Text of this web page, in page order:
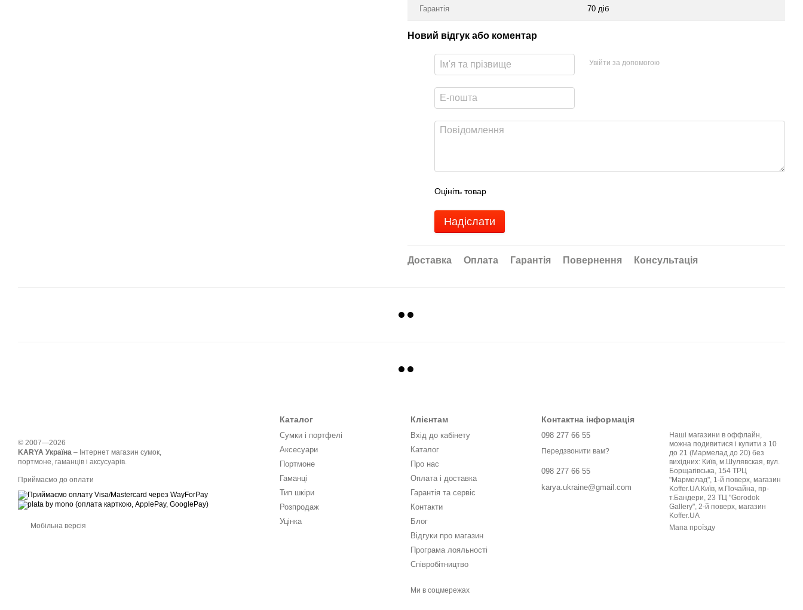
Гарантія 70 діб
Новий відгук або коментар
Увійти за допомогою
Оцініть товар
Надіслати
Доставка Оплата Гарантія Повернення Консультація
© 2007—2026
KARYA Україна – Інтернет магазин сумок,
портмоне, гаманців і аксусуарів.
Приймаємо до оплати
Мобільна версія
Каталог
Сумки і портфелі
Аксесуари
Портмоне
Гаманці
Тип шкіри
Розпродаж
Уцінка
Клієнтам
Вхід до кабінету
Каталог
Про нас
Оплата і доставка
Гарантія та сервіс
Контакти
Блог
Відгуки про магазин
Програма лояльності
Співробітництво
Ми в соцмережах
Контактна інформація
098 277 66 55
Передзвонити вам?
098 277 66 55
karya.ukraine@gmail.com
Наші магазини в оффлайн,
можна подивитися і купити з 10
до 21 (Мармелад до 20) без
вихідних: Київ, м.Шулявская, вул.
Борщагівська, 154 ТРЦ
"Мармелад", 1-й поверх, магазин
Koffer.UA Київ, м.Почайна, пр-
т.Бандери, 23 ТЦ "Gorodok
Gallery", 2-й поверх, магазин
Koffer.UA
Мапа проїзду